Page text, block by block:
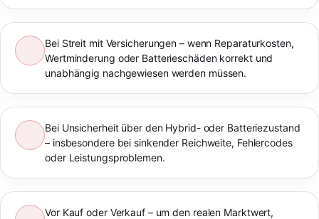
Bei Streit mit Versicherungen – wenn Reparaturkosten,
Wertminderung oder Batterieschäden korrekt und
unabhängig nachgewiesen werden müssen.
Bei Unsicherheit über den Hybrid- oder Batteriezustand
– insbesondere bei sinkender Reichweite, Fehlercodes
oder Leistungsproblemen.
Vor Kauf oder Verkauf – um den realen Marktwert,